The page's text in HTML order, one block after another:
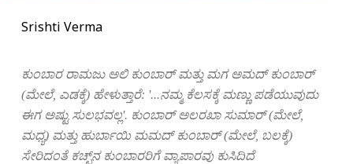
Srishti Verma
ಕುಂಬಾರ ರಾಮಜು ಅಲಿ ಕುಂಬಾರ್ ಮತ್ತು ಮಗ ಅಮದ್ ಕುಂಬಾರ್
(ಮೇಲೆ, ಎಡಕ್ಕೆ) ಹೇಳುತ್ತಾರೆ: '...ನಮ್ಮ ಕೆಲಸಕ್ಕೆ ಮಣ್ಣು ಪಡೆಯುವುದು
ಈಗ ಅಷ್ಟು ಸುಲಭವಲ್ಲ'. ಕುಂಬಾರ್ ಅಲರಖಾ ಸುಮಾರ್(ಮೇಲೆ,
ಮಧ್ಯ) ಮತ್ತು ಹುರ್ಬಾಯಿ ಮಮದ್ ಕುಂಬಾರ್(ಮೇಲೆ, ಬಲಕ್ಕೆ)
ಸೇರಿದಂತೆ ಕಚ್ಛ್ನ ಕುಂಬಾರರಿಗೆ ವ್ಯಾಪಾರವು ಕುಸಿದಿದೆ